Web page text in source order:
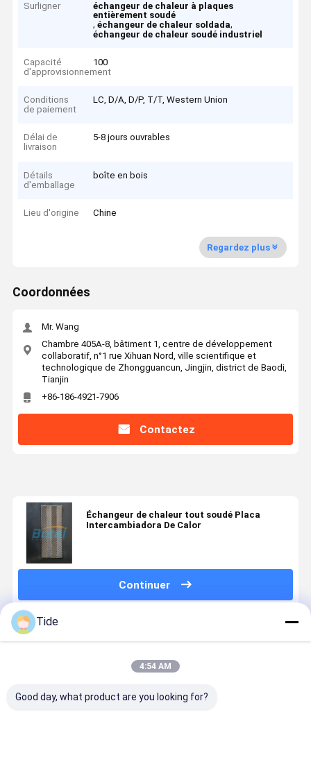
Surligner
échangeur de chaleur à plaques
entièrement soudé
,échangeur de chaleur soldada,
échangeur de chaleur soudé industriel
Capacité
d'approvisionnement
100
Conditions
de paiement
LC, D/A, D/P, T/T, Western Union
Délai de
livraison
5-8 jours ouvrables
Détails
d'emballage
boîte en bois
Lieu d'origine Chine
Regardez plus
Coordonnées
Mr. Wang
Chambre 405A-8, bâtiment 1, centre de développement
collaboratif, n°1 rue Xihuan Nord, ville scientifique et
technologique de Zhongguancun, Jingjin, district de Baodi,
Tianjin
+86-186-4921-7906
Contactez
Échangeur de chaleur tout soudé Placa
Intercambiadora De Calor
Continuer
Produits Recommandés
Tide
4:54 AM
Good day, what product are you looking for?